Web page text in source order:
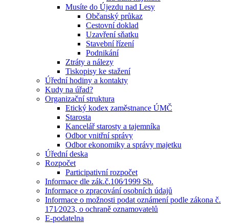
Musíte do Újezdu nad Lesy
Občanský průkaz
Cestovní doklad
Uzavření sňatku
Stavební řízení
Podnikání
Ztráty a nálezy
Tiskopisy ke stažení
Úřední hodiny a kontakty
Kudy na úřad?
Organizační struktura
Etický kodex zaměstnance ÚMČ
Starosta
Kancelář starosty a tajemníka
Odbor vnitřní správy
Odbor ekonomiky a správy majetku
Úřední deska
Rozpočet
Participativní rozpočet
Informace dle zák.č.106⁄1999 Sb.
Informace o zpracování osobních údajů
Informace o možnosti podat oznámení podle zákona č.
171⁄2023, o ochraně oznamovatelů
E-podatelna